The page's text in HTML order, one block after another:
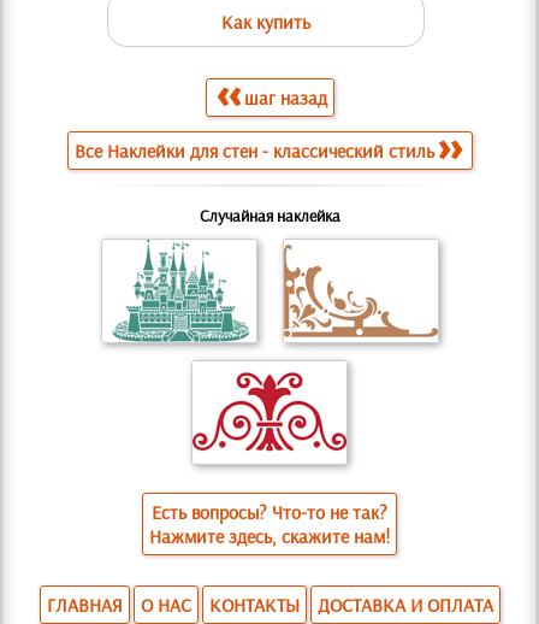
Как купить
шаг назад
Все Наклейки для стен - классический стиль
Случайная наклейка
Есть вопросы? Что-то не так?
Нажмите здесь, скажите нам!
ГЛАВНАЯ О НАС КОНТАКТЫ ДОСТАВКА И ОПЛАТА